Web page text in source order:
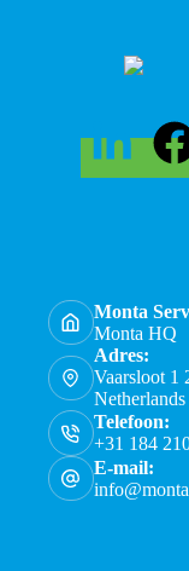
Monta
Monta HQ
Adres:
Vaarsloot 1
Netherlands
Telefoon:
+31 184
E-mail: